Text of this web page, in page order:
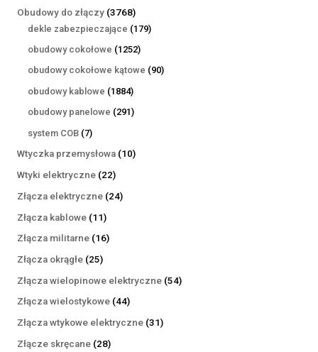
produktów
Obudowy do złączy 37683768
produktów
dekle zabezpieczające 179179
obudowy cokołowe 12521252
produkty
obudowy cokołowe kątowe 9090
obudowy kablowe 18841884
produkty
obudowy panelowe 291291
system COB 77
produktów
Wtyczka przemysłowa 1010
Wtyki elektryczne 2222
produkty
Złącza elektryczne 2424
Złącza kablowe 1111
produktów
Złącza militarne 1616
Złącza okrągłe 2525
produktów
Złącza wielopinowe elektryczne 5454
Złącza wielostykowe 4444
produkty
Złącza wtykowe elektryczne 3131
Złącze skręcane 2828